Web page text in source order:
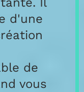
d'une
de
vous